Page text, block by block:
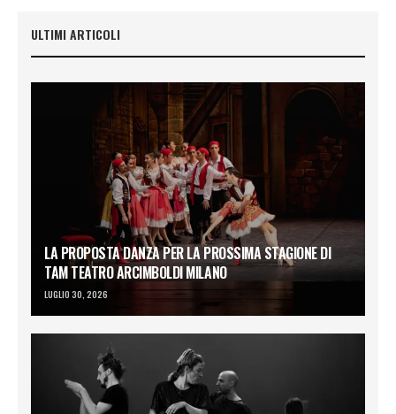
ULTIMI ARTICOLI
LA PROPOSTA DANZA PER LA PROSSIMA STAGIONE DI
TAM TEATRO ARCIMBOLDI MILANO
LUGLIO 30, 2026